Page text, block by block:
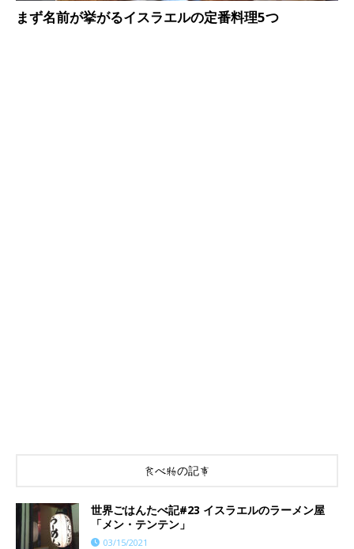
食べ物の記事
世界ごはんたべ記#23 イスラエルのラーメン屋
「メン・テンテン」
03/15/2021